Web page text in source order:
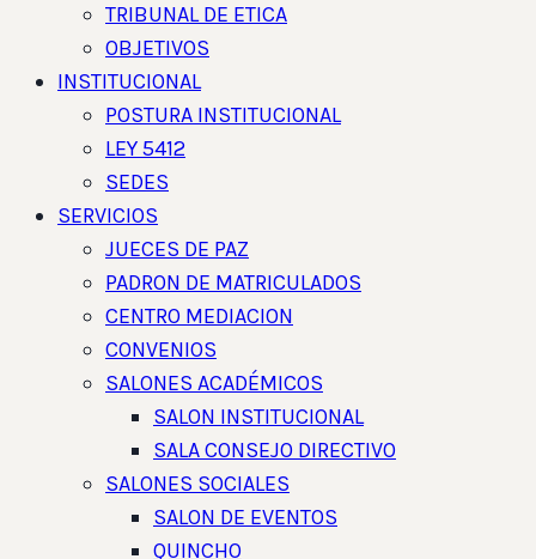
TRIBUNAL DE ETICA
OBJETIVOS
INSTITUCIONAL
POSTURA INSTITUCIONAL
LEY 5412
SEDES
SERVICIOS
JUECES DE PAZ
PADRON DE MATRICULADOS
CENTRO MEDIACION
CONVENIOS
SALONES ACADÉMICOS
SALON INSTITUCIONAL
SALA CONSEJO DIRECTIVO
SALONES SOCIALES
SALON DE EVENTOS
QUINCHO